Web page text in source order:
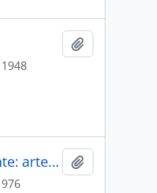
1948
A pintura do corpo e os ornamentos xavante: arte visual e comunicação social